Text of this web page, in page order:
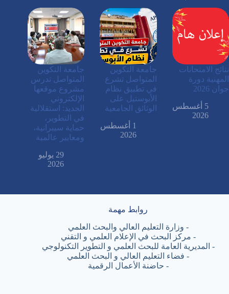
نتائج الامتحانات
المهنية دورة
جوان 2026
5 أغسطس
2026
جامعة التكوين
المتواصل تشرع
في تطبيق نظام
الأبوستيل على
الوثائق الجامعية
1 أغسطس
2026
جامعة التكوين
المتواصل تدرس
مشروع موقعها
الإلكتروني
الجديد: استقلالية
في التطوير،
حماية سيبرانية،
ومعايير عالمية
29 يوليو
2026
روابط مهمة
- وزارة التعليم العالي والبحث العلمي
- مركز البحث في الإعلام العلمي و التقني
- المديرية العامة للبحث العلمي و التطوير التكنولوجي
- فضاء التعليم العالي و البحث العلمي
- حاضنة الأعمال الرقمية